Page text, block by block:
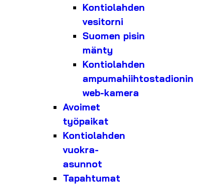
Kontiolahden
vesitorni
Suomen pisin
mänty
Kontiolahden
ampumahiihtostadionin
web-kamera
Avoimet
työpaikat
Kontiolahden
vuokra-
asunnot
Tapahtumat